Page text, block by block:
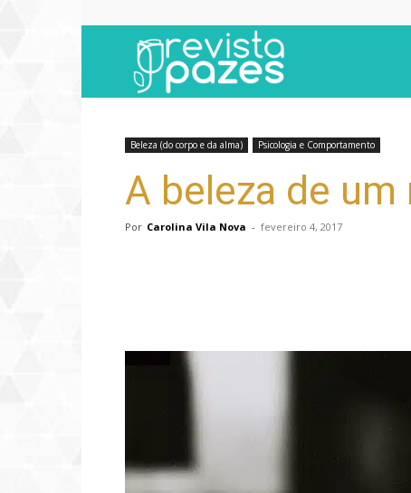
Beleza (do corpo e da alma) Psicologia e Comportamento
A beleza de
Por Carolina Vila Nova - fevereiro 4, 2017